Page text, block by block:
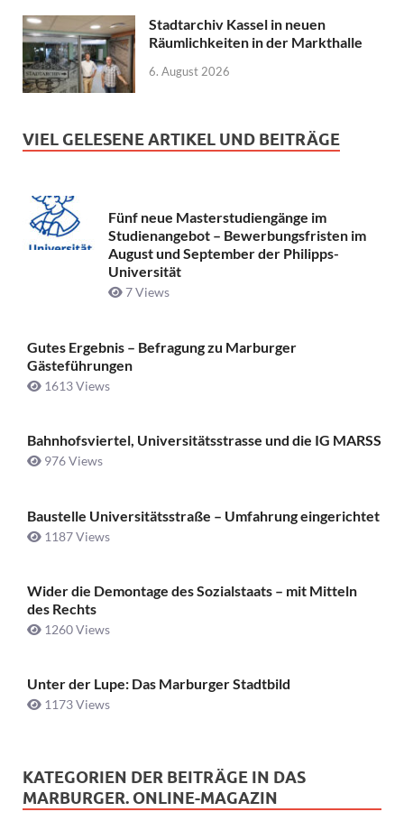
Stadtarchiv Kassel in neuen
Räumlichkeiten in der Markthalle
6. August 2026
VIEL GELESENE ARTIKEL UND BEITRÄGE
Fünf neue Masterstudiengänge im
Studienangebot – Bewerbungsfristen im
August und September der Philipps-
Universität
7 Views
Gutes Ergebnis – Befragung zu Marburger
Gästeführungen
1613 Views
Bahnhofsviertel, Universitätsstrasse und die IG MARSS
976 Views
Baustelle Universitätsstraße ­– Umfahrung eingerichtet
1187 Views
Wider die Demontage des Sozialstaats – mit Mitteln
des Rechts
1260 Views
Unter der Lupe: Das Marburger Stadtbild
1173 Views
KATEGORIEN DER BEITRÄGE IN DAS
MARBURGER. ONLINE-MAGAZIN